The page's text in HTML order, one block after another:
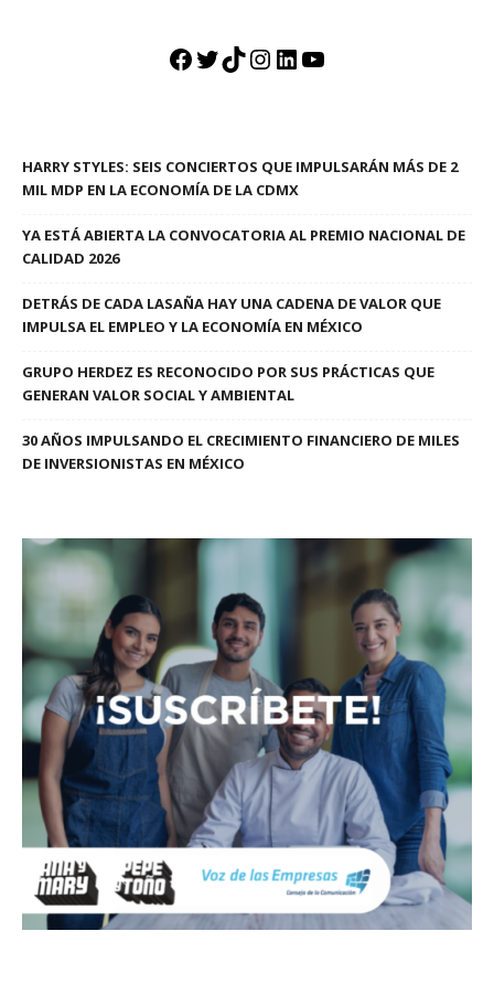
Facebook
Twitter
TikTok
Instagram
LinkedIn
YouTube
HARRY STYLES: SEIS CONCIERTOS QUE IMPULSARÁN MÁS DE 2
MIL MDP EN LA ECONOMÍA DE LA CDMX
YA ESTÁ ABIERTA LA CONVOCATORIA AL PREMIO NACIONAL DE
CALIDAD 2026
DETRÁS DE CADA LASAÑA HAY UNA CADENA DE VALOR QUE
IMPULSA EL EMPLEO Y LA ECONOMÍA EN MÉXICO
GRUPO HERDEZ ES RECONOCIDO POR SUS PRÁCTICAS QUE
GENERAN VALOR SOCIAL Y AMBIENTAL
30 AÑOS IMPULSANDO EL CRECIMIENTO FINANCIERO DE MILES
DE INVERSIONISTAS EN MÉXICO